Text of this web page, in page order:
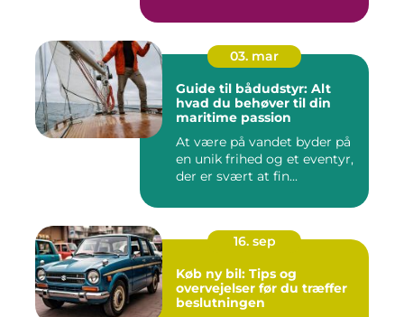
03. mar
Guide til bådudstyr: Alt
hvad du behøver til din
maritime passion
At være på vandet byder på
en unik frihed og et eventyr,
der er svært at fin...
16. sep
Køb ny bil: Tips og
overvejelser før du træffer
beslutningen